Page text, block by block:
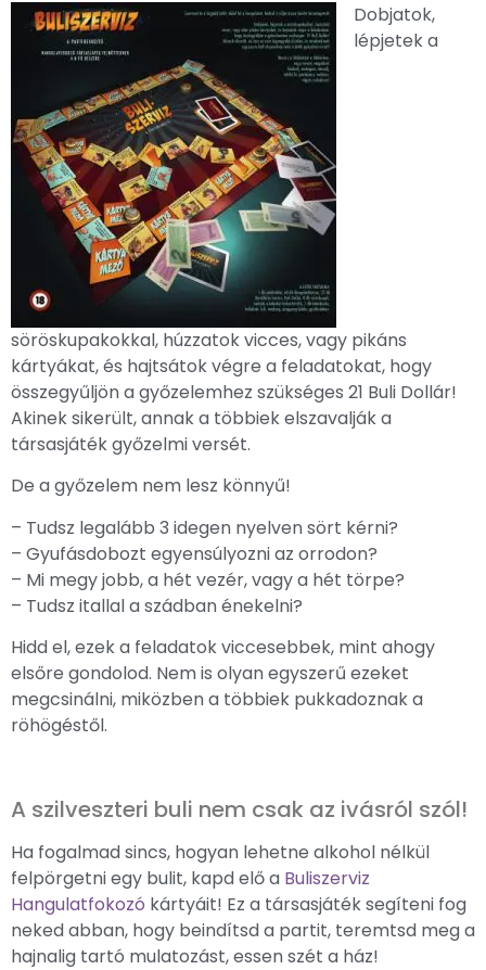
Dobjatok,
lépjetek a
söröskupakokkal, húzzatok vicces, vagy pikáns
kártyákat, és hajtsátok végre a feladatokat, hogy
összegyűljön a győzelemhez szükséges 21 Buli Dollár!
Akinek sikerült, annak a többiek elszavalják a
társasjáték győzelmi versét.
De a győzelem nem lesz könnyű!
– Tudsz legalább 3 idegen nyelven sört kérni?
– Gyufásdobozt egyensúlyozni az orrodon?
– Mi megy jobb, a hét vezér, vagy a hét törpe?
– Tudsz itallal a szádban énekelni?
Hidd el, ezek a feladatok viccesebbek, mint ahogy
elsőre gondolod. Nem is olyan egyszerű ezeket
megcsinálni, miközben a többiek pukkadoznak a
röhögéstől.
A szilveszteri buli nem csak az ivásról szól!
Ha fogalmad sincs, hogyan lehetne alkohol nélkül
felpörgetni egy bulit, kapd elő a Buliszerviz
Hangulatfokozó kártyáit! Ez a társasjáték segíteni fog
neked abban, hogy beindítsd a partit, teremtsd meg a
hajnalig tartó mulatozást, essen szét a ház!